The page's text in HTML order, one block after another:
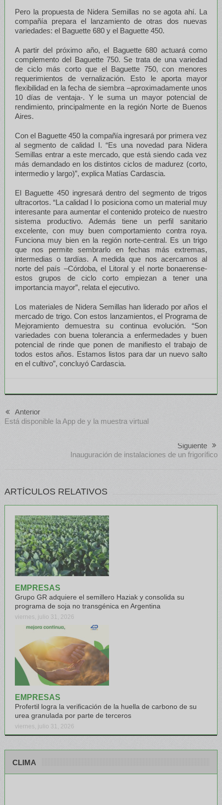
Pero la propuesta de Nidera Semillas no se agota ahí. La
compañía prepara el lanzamiento de otras dos nuevas
variedades: el Baguette 680 y el Baguette 450.
A partir del próximo año, el Baguette 680 actuará como
complemento del Baguette 750. Se trata de una variedad
de ciclo más corto que el Baguette 750, con menores
requerimientos de vernalización. Esto le aporta mayor
flexibilidad en la fecha de siembra –aproximadamente unos
10 días de ventaja-. Y le suma un mayor potencial de
rendimiento, principalmente en la región Norte de Buenos
Aires.
Con el Baguette 450 la compañía ingresará por primera vez
al segmento de calidad I. “Es una novedad para Nidera
Semillas entrar a este mercado, que está siendo cada vez
más demandado en los distintos ciclos de madurez (corto,
intermedio y largo)”, explica Matías Cardascia.
El Baguette 450 ingresará dentro del segmento de trigos
ultracortos. “La calidad I lo posiciona como un material muy
interesante para aumentar el contenido proteico de nuestro
sistema productivo. Además tiene un perfil sanitario
excelente, con muy buen comportamiento contra roya.
Funciona muy bien en la región norte-central. Es un trigo
que nos permite sembrarlo en fechas más extremas,
intermedias o tardías. A medida que nos acercamos al
norte del país –Córdoba, el Litoral y el norte bonaerense-
estos grupos de ciclo corto empiezan a tener una
importancia mayor”, relata el ejecutivo.
Los materiales de Nidera Semillas han liderado por años el
mercado de trigo. Con estos lanzamientos, el Programa de
Mejoramiento demuestra su continua evolución. “Son
variedades con buena tolerancia a enfermedades y buen
potencial de rinde que ponen de manifiesto el trabajo de
todos estos años. Estamos listos para dar un nuevo salto
en el cultivo”, concluyó Cardascia.
Anterior
Está disponible la App de y la muestra virtual
Siguiente
Inauguración de instalaciones de un frigorífico
ARTÍCULOS RELATIVOS
EMPRESAS
Grupo GR adquiere el semillero Haziak y consolida su
programa de soja no transgénica en Argentina
viernes, julio 31, 2026
EMPRESAS
Profertil logra la verificación de la huella de carbono de su
urea granulada por parte de terceros
viernes, julio 31, 2026
CLIMA